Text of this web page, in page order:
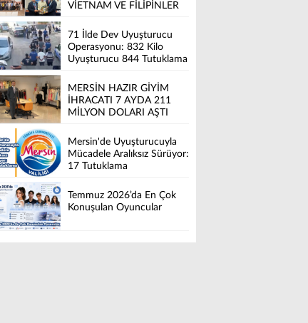
VİETNAM VE FİLİPİNLER
71 İlde Dev Uyuşturucu
Operasyonu: 832 Kilo
Uyuşturucu 844 Tutuklama
MERSİN HAZIR GİYİM
İHRACATI 7 AYDA 211
MİLYON DOLARI AŞTI
Mersin'de Uyuşturucuyla
Mücadele Aralıksız Sürüyor:
17 Tutuklama
Temmuz 2026’da En Çok
Konuşulan Oyuncular